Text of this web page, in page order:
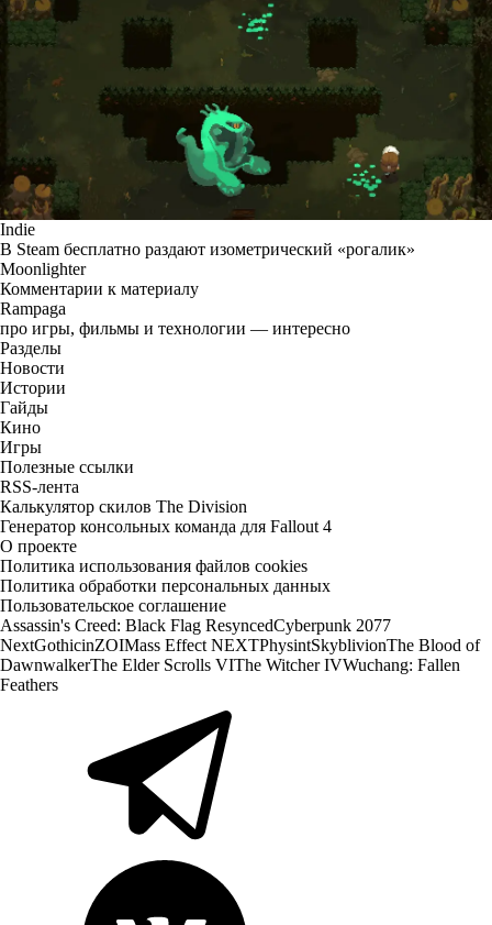
Indie
В Steam бесплатно раздают изометрический «рогалик»
Moonlighter
Комментарии к материалу
Rampaga
про игры, фильмы и технологии — интересно
Разделы
Новости
Истории
Гайды
Кино
Игры
Полезные ссылки
RSS-лента
Калькулятор скилов The Division
Генератор консольных команда для Fallout 4
О проекте
Политика использования файлов cookies
Политика обработки персональных данных
Пользовательское соглашение
Assassin's Creed: Black Flag ResyncedCyberpunk 2077
NextGothicinZOIMass Effect NEXTPhysintSkyblivionThe Blood of
DawnwalkerThe Elder Scrolls VIThe Witcher IVWuchang: Fallen
Feathers